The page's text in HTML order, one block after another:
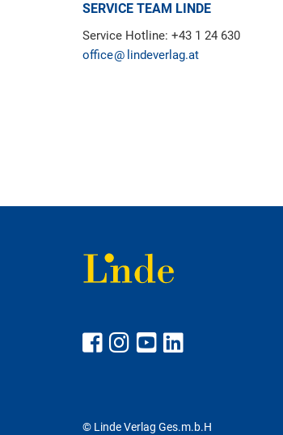
SERVICE TEAM LINDE
Service Hotline: +43 1 24 630
office
lindeverlag.at
© Linde Verlag Ges.m.b.H